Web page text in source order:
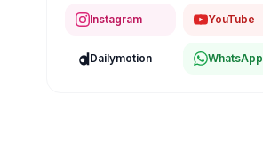
Instagram YouTube
Dailymotion WhatsApp